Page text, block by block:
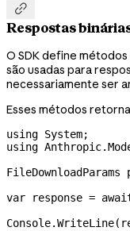

Respostas
O SDK define
são usadas para
necessariamente ser
Esses métodos
using System;
using Anthropic.
FileDownloadParams
var response =
Console.WriteLine(